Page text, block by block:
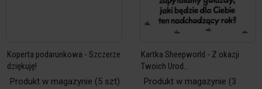
Koperta podarunkowa - Szczerze
dziękuję!
Produkt w magazynie (5 szt)
Kartka Sheepworld - Z okazji
Twoich Urod...
Produkt w magazynie (3